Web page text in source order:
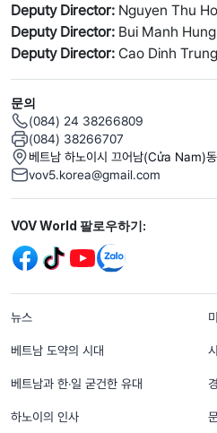
Deputy Director: Nguyen Thu
Deputy Director: Bui Manh Hung
Deputy Director: Cao Dinh Trung
문의
(084) 24 38266809
(084) 38266707
베트남 하노이시 끄어남(Cửa Nam)
vov5.korea@gmail.com
Mạng xã hội
VOV World 팔로우하기:
menu footer tiếng
뉴스
베트남 도약의 시대
베트남과 한‧일 굳건한 유대
하노이의 인사